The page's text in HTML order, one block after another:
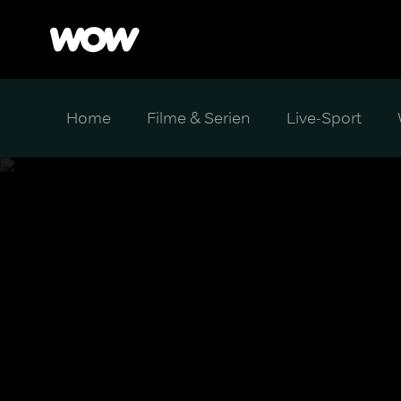
Home Filme & Serien Live-Sport